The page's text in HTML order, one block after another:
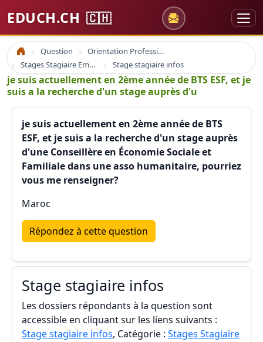
EDUCH.CH 🇨🇭
Accueil Question
Orientation Professionnelle
Stages Stagiaire Emploi
Stage stagiaire infos
je suis actuellement en 2ème année de BTS ESF, et je
suis a la recherche d'un stage auprès d'u
je suis actuellement en 2ème année de BTS
ESF, et je suis a la recherche d'un stage auprès
d'une Conseillère en Économie Sociale et
Familiale dans une asso humanitaire, pourriez
vous me renseigner?
Maroc
Répondez à cette question
Stage stagiaire infos
Les dossiers répondants à la question sont
accessible en cliquant sur les liens suivants :
Stage stagiaire infos, Catégorie : Stages Stagiaire